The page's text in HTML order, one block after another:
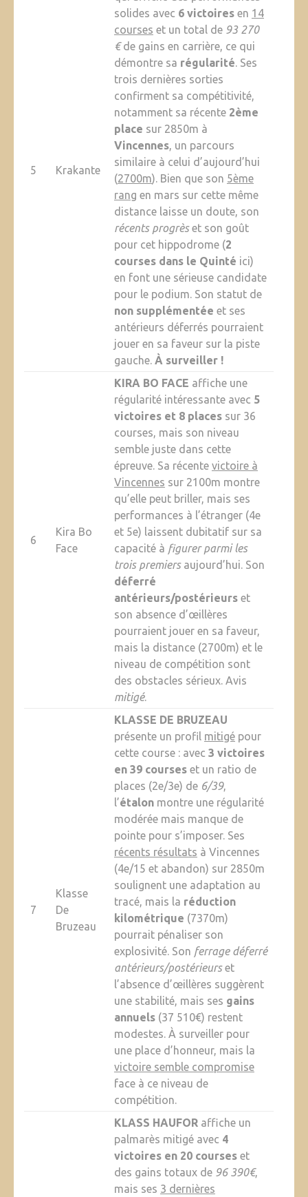
5 Krakante
solides avec 6 victoiresen 14
courses et un total de 93 270
€de gains en carrière, ce qui
démontre sa régularité. Ses
trois dernières sorties
confirment sa compétitivité,
notamment sa récente 2ème
place sur 2850m à
Vincennes, un parcours
similaire à celui d’aujourd’hui
(2700m). Bien que son 5ème
rang en mars sur cette même
distance laisse un doute, son
récents progrèset son goût
pour cet hippodrome (2
courses dans le Quinté ici)
en font une sérieuse candidate
pour le podium. Son statut de
non supplémentée et ses
antérieurs déferrés pourraient
jouer en sa faveur sur la piste
gauche. À surveiller !
6
Kira Bo
Face
KIRA BO FACE affiche une
régularité intéressante avec 5
victoires et 8 placessur 36
courses, mais son niveau
semble juste dans cette
épreuve. Sa récente victoire à
Vincennes sur 2100m montre
qu’elle peut briller, mais ses
performances à l’étranger (4e
et 5e) laissent dubitatif sur sa
capacité à figurer parmi les
trois premiersaujourd’hui. Son
déferré
antérieurs/postérieurset
son absence d’œillères
pourraient jouer en sa faveur,
mais la distance (2700m) et le
niveau de compétition sont
des obstacles sérieux. Avis
mitigé.
7
Klasse
De
Bruzeau
KLASSE DE BRUZEAU
présente un profil mitigépour
cette course : avec 3 victoires
en 39 courseset un ratio de
places (2e/3e) de 6/39,
l’étalonmontre une régularité
modérée mais manque de
pointe pour s’imposer. Ses
récents résultats à Vincennes
(4e/15 et abandon) sur 2850m
soulignent une adaptation au
tracé, mais la réduction
kilométrique (7370m)
pourrait pénaliser son
explosivité. Son ferrage déferré
antérieurs/postérieurset
l’absence d’œillères suggèrent
une stabilité, mais ses gains
annuels(37 510€) restent
modestes. À surveiller pour
une place d’honneur, mais la
victoire semble compromise
face à ce niveau de
compétition.
KLASS HAUFORaffiche un
palmarès mitigé avec 4
victoires en 20 courseset
des gains totaux de 96 390€,
mais ses 3 dernières